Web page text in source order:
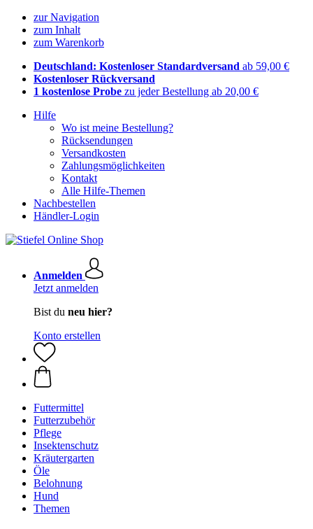
zur Navigation
zum Inhalt
zum Warenkorb
Deutschland: Kostenloser Standardversand ab 59,00 €
Kostenloser Rückversand
1 kostenlose Probe zu jeder Bestellung ab 20,00 €
Hilfe
Wo ist meine Bestellung?
Rücksendungen
Versandkosten
Zahlungsmöglichkeiten
Kontakt
Alle Hilfe-Themen
Nachbestellen
Händler-Login
Anmelden
Jetzt anmelden
Bist du neu hier?
Konto erstellen
Futtermittel
Futterzubehör
Pflege
Insektenschutz
Kräutergarten
Öle
Belohnung
Hund
Themen